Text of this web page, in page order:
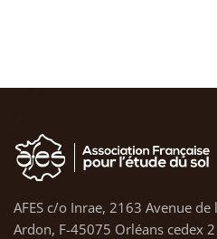
AFES c/o Inrae, 2163 Avenue
Ardon, F-45075 Orléans cedex 2